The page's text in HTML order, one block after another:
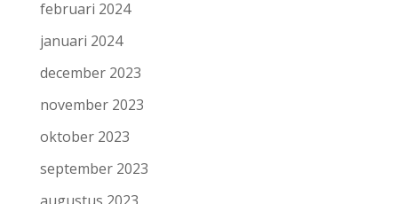
februari 2024
januari 2024
december 2023
november 2023
oktober 2023
september 2023